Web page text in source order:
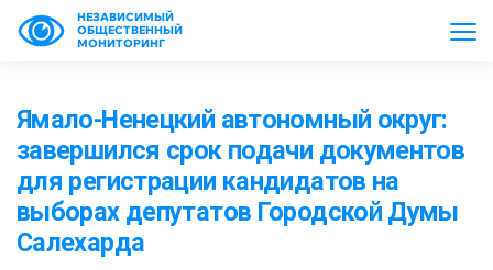
НЕЗАВИСИМЫЙ
ОБЩЕСТВЕННЫЙ
МОНИТОРИНГ
Ямало-Ненецкий автономный округ:
завершился срок подачи документов
для регистрации кандидатов на
выборах депутатов Городской Думы
Салехарда